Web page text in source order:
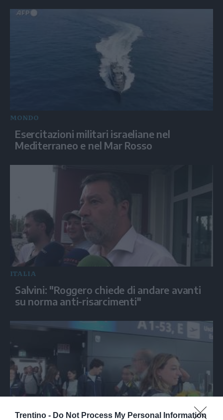
Trentino - Do Not Process My Personal Information
MONDO
Esercitazioni militari israeliane nel
Mediterraneo e nel Mar Rosso
ITALIA
Salvini: "Roggero chiede di andare avanti
su norma anti-risarcimenti"